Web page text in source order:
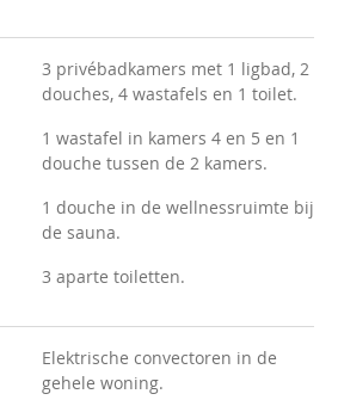
3 privébadkamers met 1 ligbad, 2
douches, 4 wastafels en 1 toilet.
1 wastafel in kamers 4 en 5 en 1
douche tussen de 2 kamers.
1 douche in de wellnessruimte bij
de sauna.
3 aparte toiletten.
Elektrische convectoren in de
gehele woning.